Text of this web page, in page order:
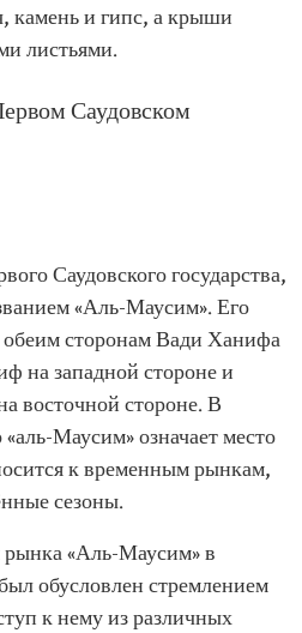
камень и гипс, а крыши
листьями.
Саудовском
Саудовского государства,
«Аль-Маусим». Его
обеим сторонам Вади Ханифа
на западной стороне и
восточной стороне. В
Маусим» означает место
к временным рынкам,
сезоны.
«Аль-Маусим» в
обусловлен стремлением
к нему из различных